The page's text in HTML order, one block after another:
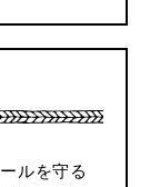
ルを守る